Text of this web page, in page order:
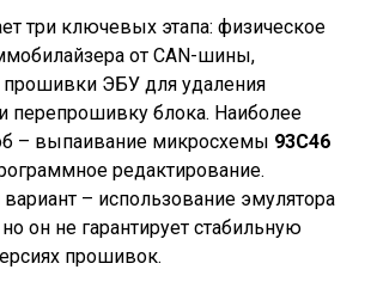
три ключевых этапа: физическое
от CAN-шины,
прошивки ЭБУ для удаления
перепрошивку блока. Наиболее
– выпаивание микросхемы 93C46
редактирование.
– использование эмулятора
он не гарантирует стабильную
прошивок.